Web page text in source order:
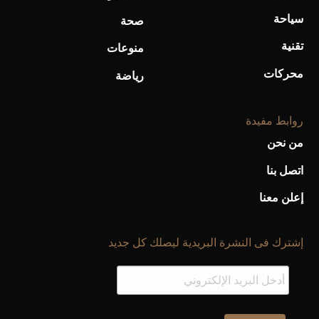
سياحة
تقنية
محركات
صحة
منوعات
رياضة
روابط مفيدة
من نحن
اتصل بنا
إعلن معنا
إشترك فى النشرة البريدية ليصلك كل جديد